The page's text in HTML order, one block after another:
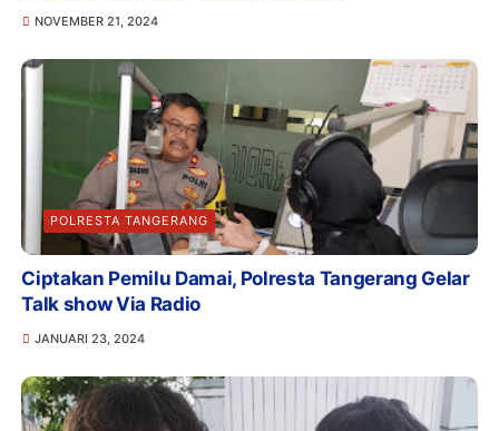
NOVEMBER 21, 2024
POLRESTA TANGERANG
Ciptakan Pemilu Damai, Polresta Tangerang Gelar
Talk show Via Radio
JANUARI 23, 2024